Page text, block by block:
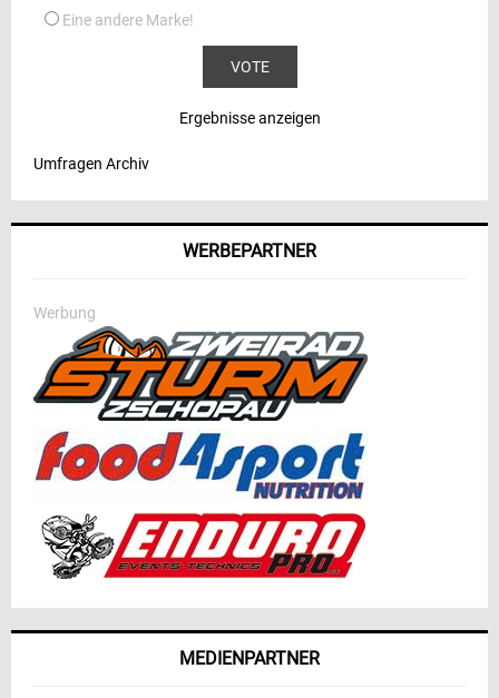
Eine andere Marke!
Ergebnisse anzeigen
Umfragen Archiv
WERBEPARTNER
Werbung
MEDIENPARTNER